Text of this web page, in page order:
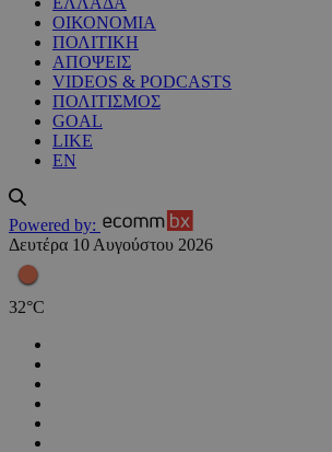
ΟΙΚΟΝΟΜΙΑ
ΠΟΛΙΤΙΚΗ
ΑΠΟΨΕΙΣ
VIDEOS & PODCASTS
ΠΟΛΙΤΙΣΜΟΣ
GOAL
LIKE
EN
Powered by:
Δευτέρα 10 Αυγούστου 2026
32°C